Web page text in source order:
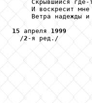
Скрывшийся где-
И воскресит
Ветра надежды и
15 апреля 1999
  /
2 -я ред./